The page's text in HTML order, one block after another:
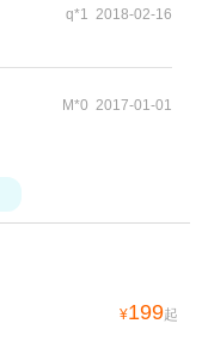
q*1 2018-02-16
M*0 2017-01-01
¥199起